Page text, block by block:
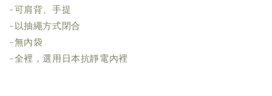
-可肩背、手提
-以抽繩方式閉合
-無內袋
-全裡，選用日本抗靜電內裡